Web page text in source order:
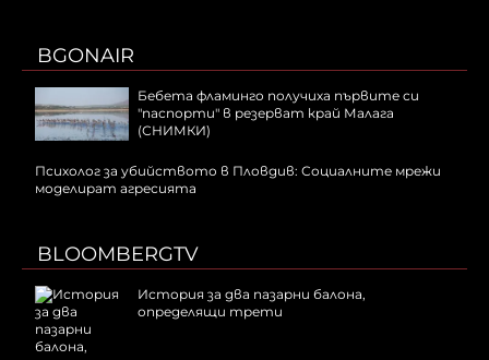
BGONAIR
Бебета фламинго получиха първите си
"паспорти" в резерват край Малага
(СНИМКИ)
Психолог за убийството в Пловдив: Социалните мрежи
моделират агресията
BLOOMBERGTV
История за два пазарни балона,
определящи трети